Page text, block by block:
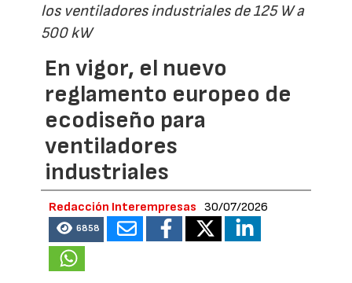
los ventiladores industriales de 125 W a
500 kW
En vigor, el nuevo
reglamento europeo de
ecodiseño para
ventiladores
industriales
Redacción Interempresas 30/07/2026
6858